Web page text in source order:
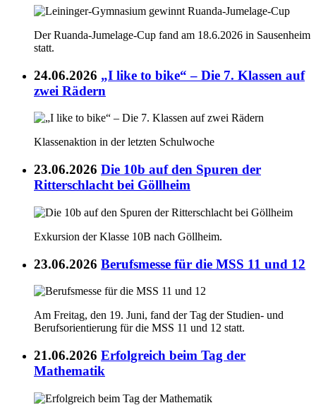
Der Ruanda-Jumelage-Cup fand am 18.6.2026 in Sausenheim
statt.
24.06.2026 „I like to bike“ – Die 7. Klassen auf
zwei Rädern
Klassenaktion in der letzten Schulwoche
23.06.2026 Die 10b auf den Spuren der
Ritterschlacht bei Göllheim
Exkursion der Klasse 10B nach Göllheim.
23.06.2026 Berufsmesse für die MSS 11 und 12
Am Freitag, den 19. Juni, fand der Tag der Studien- und
Berufsorientierung für die MSS 11 und 12 statt.
21.06.2026 Erfolgreich beim Tag der
Mathematik